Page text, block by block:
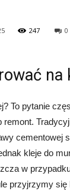
247 0
na
To pytanie
remont.
cementowej
kleje do
w
przyjrzymy się